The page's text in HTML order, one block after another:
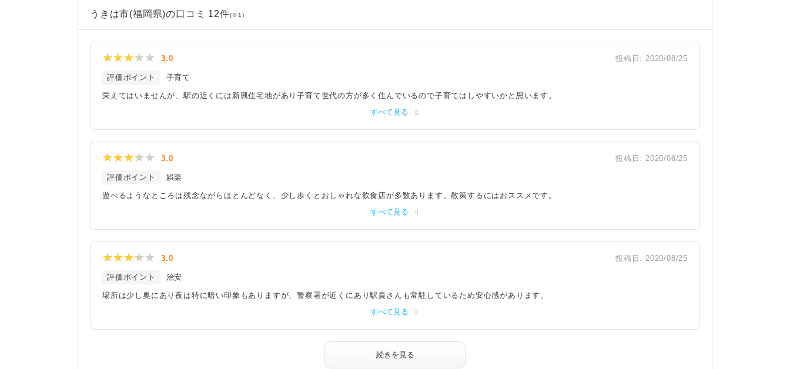
うきは市(福岡県)の口コミ 12件(※1)
3.0 投稿日: 2020/08/25
評価ポイント 子育て
栄えてはいませんが、駅の近くには新興住宅地があり子育て世代の方が多く住んでいるので子育てはしやすいかと思います。
すべて見る
3.0 投稿日: 2020/08/25
評価ポイント 娯楽
遊べるようなところは残念ながらほとんどなく、少し歩くとおしゃれな飲食店が多数あります。散策するにはおススメです。
すべて見る
3.0 投稿日: 2020/08/25
評価ポイント 治安
場所は少し奥にあり夜は特に暗い印象もありますが、警察署が近くにあり駅員さんも常駐しているため安心感があります。
すべて見る
続きを見る